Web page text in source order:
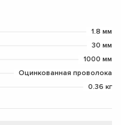
1.8 мм
30 мм
1000 мм
Оцинкованная проволока
0.36 кг